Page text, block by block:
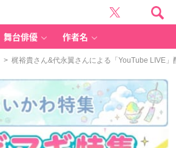
舞台俳優 作者名
> 梶裕貴さん&代永翼さんによる「YouTube LIVE